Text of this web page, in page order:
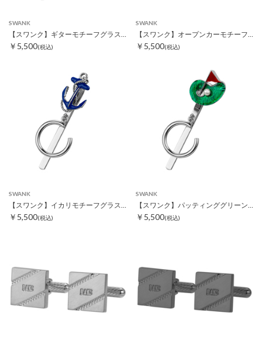
SWANK
【スワンク】ギターモチーフグラスホルダー
￥5,500(税込)
SWANK
【スワンク】オープンカーモチーフグラスホルダー
￥5,500(税込)
SWANK
￥5,500(税込)
SWANK
￥5,500(税込)